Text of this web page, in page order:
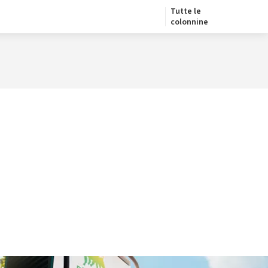
Tutte le
colonnine